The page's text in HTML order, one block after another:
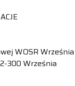
WOSR Września
300 Września